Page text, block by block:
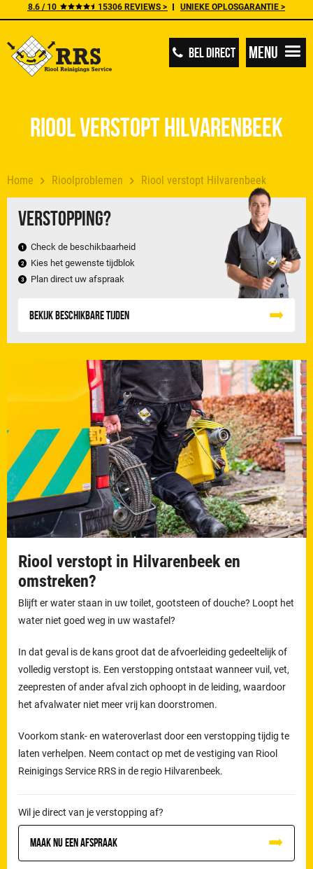
8.6 / 10 15306 REVIEWS > UNIEKE OPLOSGARANTIE >
BEL DIRECT Menu
Home Rioolproblemen Riool verstopt Hilvarenbeek
Verstopping?
Check de beschikbaarheid
Kies het gewenste tijdblok
Plan direct uw afspraak
Bekijk beschikbare tijden
Riool verstopt Hilvarenbeek
Riool verstopt in Hilvarenbeek en
omstreken?
Blijft er water staan in uw toilet, gootsteen of douche? Loopt het
water niet goed weg in uw wastafel?
In dat geval is de kans groot dat de afvoerleiding gedeeltelijk of
volledig verstopt is. Een verstopping ontstaat wanneer vuil, vet,
zeepresten of ander afval zich ophoopt in de leiding, waardoor
het afvalwater niet meer vrij kan doorstromen.
Voorkom stank- en wateroverlast door een verstopping tijdig te
laten verhelpen. Neem contact op met de vestiging van Riool
Reinigings Service RRS in de regio Hilvarenbeek.
Wil je direct van je verstopping af?
Maak nu een afspraak